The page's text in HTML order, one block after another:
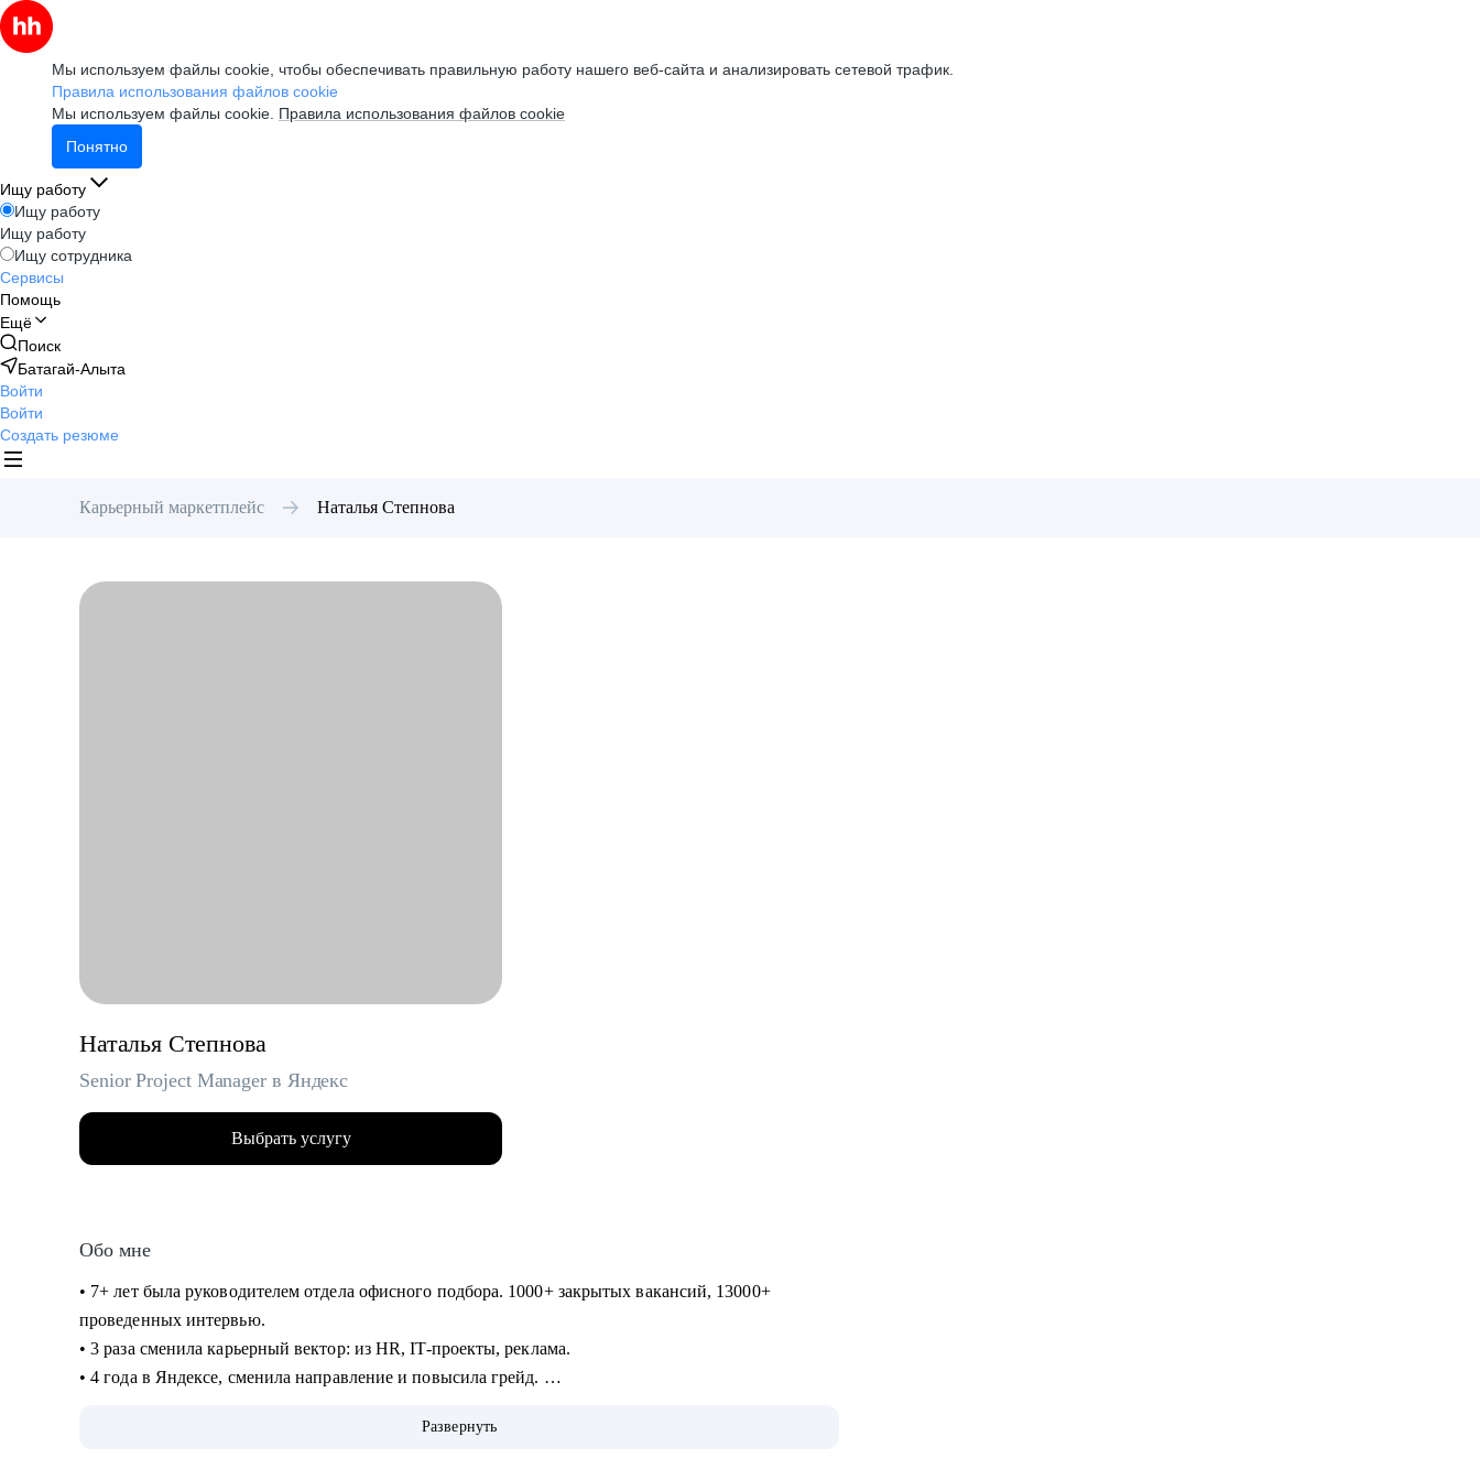
Мы используем файлы cookie, чтобы обеспечивать правильную работу нашего веб-сайта и анализировать сетевой трафик.
Правила использования файлов cookie
Мы используем файлы cookie. Правила использования файлов cookie
Понятно
Ищу работу
Ищу работу
Ищу работу
Ищу сотрудника
Сервисы
Помощь
Ещё
Поиск
Батагай-Алыта
Войти
Войти
Создать резюме
Карьерный маркетплейс Наталья Степнова
Наталья Степнова
Senior Project Manager в Яндекс
Выбрать услугу
Обо мне
• 7+ лет была руководителем отдела офисного подбора. 1000+ закрытых вакансий, 13000+
проведенных интервью.
• 3 раза сменила карьерный вектор: из HR, IT-проекты, реклама.
• 4 года в Яндексе, сменила направление и повысила грейд.
• Сейчас делаю проекты для Рекламной сети Яндекса (60 000+ пользователей), в том числе
Развернуть